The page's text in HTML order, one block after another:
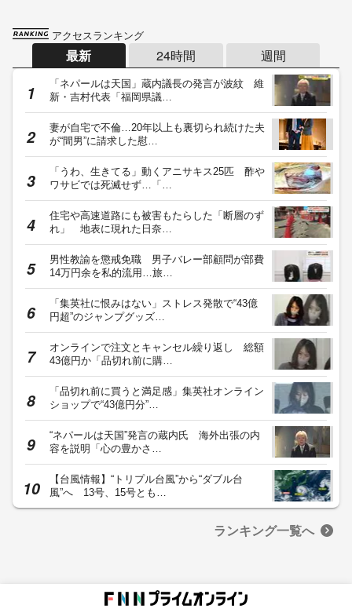
アクセスランキング
最新 24時間 週間
「ネパールは天国」蔵内議長の発言が波紋 維
新・吉村代表「福岡県議…
妻が自宅で不倫…20年以上も裏切られ続けた夫
が“間男”に請求した慰…
「うわ、生きてる」動くアニサキス25匹 酢や
ワサビでは死滅せず…「…
住宅や高速道路にも被害もたらした「断層のず
れ」 地表に現れた日奈…
男性教諭を懲戒免職 男子バレー部顧問が部費
14万円余を私的流用…旅…
「集英社に恨みはない」ストレス発散で“43億
円超”のジャンプグッズ…
オンラインで注文とキャンセル繰り返し 総額
43億円か「品切れ前に購…
「品切れ前に買うと満足感」集英社オンライン
ショップで“43億円分”…
“ネパールは天国”発言の蔵内氏 海外出張の内
容を説明「心の豊かさ…
【台風情報】“トリプル台風”から“ダブル台
風”へ 13号、15号とも…
ランキング一覧へ